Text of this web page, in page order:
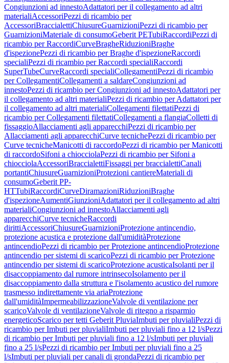
Congiunzioni ad innestoAdattatori per il collegamento ad altri
materialiAccessoriPezzi di ricambio per
AccessoriBraccialettiChiusureGuarnizioniPezzi di ricambio per
GuarnizioniMateriale di consumoGeberit PETubiRaccordiPezzi di
ricambio per RaccordiCurveBragheRiduzioniBraghe
d'ispezionePezzi di ricambio per Braghe d'ispezioneRaccordi
specialiPezzi di ricambio per Raccordi specialiRaccordi
SuperTubeCurveRaccordi specialiCollegamentiPezzi di ricambio
per CollegamentiCollegamenti a saldareCongiunzioni ad
innestoPezzi di ricambio per Congiunzioni ad innestoAdattatori per
il collegamento ad altri materialiPezzi di ricambio per Adattatori per
il collegamento ad altri materialiCollegamenti filettatiPezzi di
ricambio per Collegamenti filettatiCollegamenti a flangiaColletti di
fissaggioAllacciamenti agli apparecchiPezzi di ricambio per
Allacciamenti agli apparecchiCurve tecnichePezzi di ricambio per
Curve tecnicheManicotti di raccordoPezzi di ricambio per Manicotti
di raccordoSifoni a chiocciolaPezzi di ricambio per Sifoni a
chiocciolaAccessoriBraccialettiFissaggi per braccialettiCanali
portantiChiusureGuarnizioniProtezioni cantiereMateriali di
consumoGeberit PP-
HTTubiRaccordiCurveDiramazioniRiduzioniBraghe
d'ispezioneAumentiGiunzioniAdattatori per il collegamento ad altri
materialiCongiunzioni ad innestoAllacciamenti agli
apparecchiCurve tecnicheRaccordi
dirittiAccessoriChiusureGuarnizioniProtezione antincendio,
protezione acustica e protezione dall'umiditàProtezione
antincendioPezzi di ricambio per Protezione antincendioProtezione
antincendio per sistemi di scaricoPezzi di ricambio per Protezione
antincendio per sistemi di scaricoProtezione acusticaIsolanti per il
disaccoppiamento dal rumore intrinsecoIsolamento per il
disaccoppiamento dalla struttura e l'isolamento acustico del rumore
trasmesso indirettamente via ariaProtezione
dall'umiditàImpermeabilizzazioneValvole di ventilazione per
scaricoValvole di ventilazioneValvole di ritegno a risparmio
energeticoScarico per tetti Geberit PluviaImbuti per pluvialiPezzi di
ricambio per Imbuti per pluvialiImbuti per pluviali fino a 12 l/sPezzi
di ricambio per Imbuti per pluviali fino a 12 l/sImbuti per pluviali
fino a 25 l/sPezzi di ricambio per Imbuti per pluviali fino a 25
l/sImbuti per pluviali per canali di grondaPezzi di ricambio per